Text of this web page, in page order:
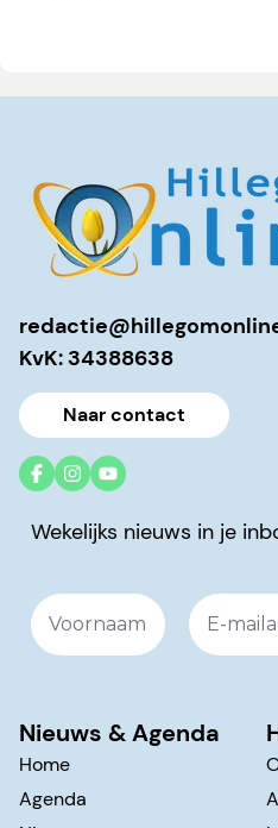
KvK: 34388638
Naar contact
Wekelijks nieuws in je
Nieuws & Agenda
Home
Agenda